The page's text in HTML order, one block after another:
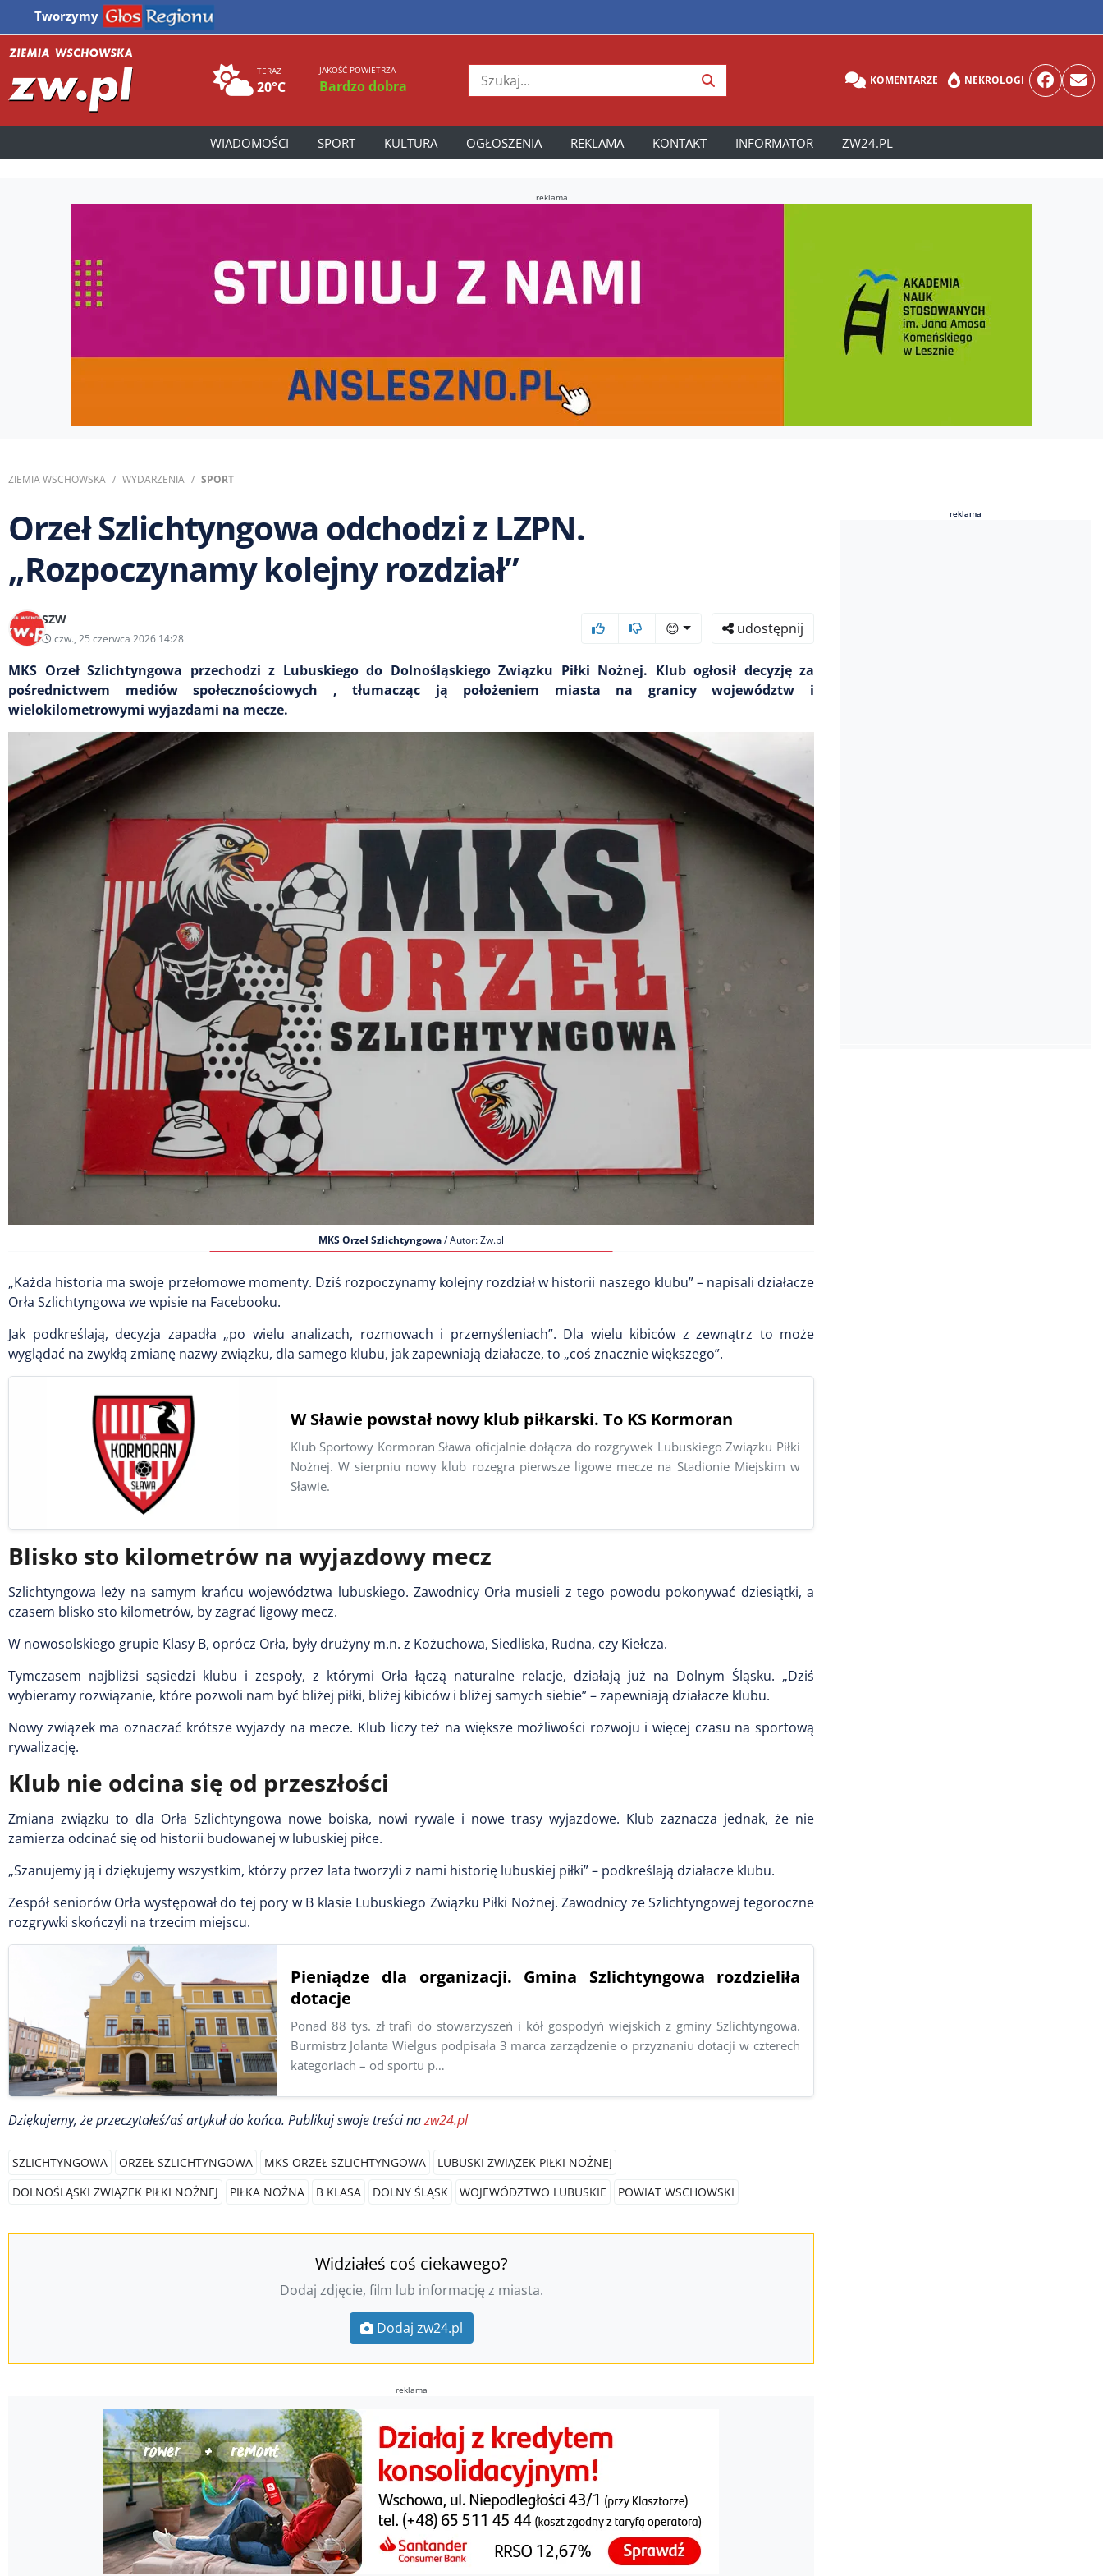
Tworzymy
TERAZ
20°C
JAKOŚĆ POWIETRZA
Bardzo dobra KOMENTARZE NEKROLOGI
WIADOMOŚCI SPORT KULTURA OGŁOSZENIA REKLAMA KONTAKT INFORMATOR ZW24.PL
reklama
ZIEMIA WSCHOWSKA WYDARZENIA SPORT
Orzeł Szlichtyngowa odchodzi z LZPN.
„Rozpoczynamy kolejny rozdział”
SZW
czw., 25 czerwca 2026 14:28
😊 udostępnij
MKS Orzeł Szlichtyngowa przechodzi z Lubuskiego do Dolnośląskiego Związku Piłki Nożnej. Klub ogłosił decyzję za
pośrednictwem mediów społecznościowych , tłumacząc ją położeniem miasta na granicy województw i
wielokilometrowymi wyjazdami na mecze.
MKS Orzeł Szlichtyngowa/ Autor: Zw.pl
„Każda historia ma swoje przełomowe momenty. Dziś rozpoczynamy kolejny rozdział w historii naszego klubu” – napisali działacze
Orła Szlichtyngowa we wpisie na Facebooku.
Jak podkreślają, decyzja zapadła „po wielu analizach, rozmowach i przemyśleniach”. Dla wielu kibiców z zewnątrz to może
wyglądać na zwykłą zmianę nazwy związku, dla samego klubu, jak zapewniają działacze, to „coś znacznie większego”.
W Sławie powstał nowy klub piłkarski. To KS Kormoran
Klub Sportowy Kormoran Sława oficjalnie dołącza do rozgrywek Lubuskiego Związku Piłki
Nożnej. W sierpniu nowy klub rozegra pierwsze ligowe mecze na Stadionie Miejskim w
Sławie.
Blisko sto kilometrów na wyjazdowy mecz
Szlichtyngowa leży na samym krańcu województwa lubuskiego. Zawodnicy Orła musieli z tego powodu pokonywać dziesiątki, a
czasem blisko sto kilometrów, by zagrać ligowy mecz.
W nowosolskiego grupie Klasy B, oprócz Orła, były drużyny m.n. z Kożuchowa, Siedliska, Rudna, czy Kiełcza.
Tymczasem najbliżsi sąsiedzi klubu i zespoły, z którymi Orła łączą naturalne relacje, działają już na Dolnym Śląsku. „Dziś
wybieramy rozwiązanie, które pozwoli nam być bliżej piłki, bliżej kibiców i bliżej samych siebie” – zapewniają działacze klubu.
Nowy związek ma oznaczać krótsze wyjazdy na mecze. Klub liczy też na większe możliwości rozwoju i więcej czasu na sportową
rywalizację.
Klub nie odcina się od przeszłości
Zmiana związku to dla Orła Szlichtyngowa nowe boiska, nowi rywale i nowe trasy wyjazdowe. Klub zaznacza jednak, że nie
zamierza odcinać się od historii budowanej w lubuskiej piłce.
„Szanujemy ją i dziękujemy wszystkim, którzy przez lata tworzyli z nami historię lubuskiej piłki” – podkreślają działacze klubu.
Zespół seniorów Orła występował do tej pory w B klasie Lubuskiego Związku Piłki Nożnej. Zawodnicy ze Szlichtyngowej tegoroczne
rozgrywki skończyli na trzecim miejscu.
Pieniądze dla organizacji. Gmina Szlichtyngowa rozdzieliła
dotacje
Ponad 88 tys. zł trafi do stowarzyszeń i kół gospodyń wiejskich z gminy Szlichtyngowa.
Burmistrz Jolanta Wielgus podpisała 3 marca zarządzenie o przyznaniu dotacji w czterech
kategoriach – od sportu p…
Dziękujemy, że przeczytałeś/aś artykuł do końca. Publikuj swoje treści nazw24.pl
SZLICHTYNGOWA ORZEŁ SZLICHTYNGOWA MKS ORZEŁ SZLICHTYNGOWA
LUBUSKI ZWIĄZEK PIŁKI NOŻNEJ
DOLNOŚLĄSKI ZWIĄZEK PIŁKI NOŻNEJ
PIŁKA NOŻNA B KLASA DOLNY ŚLĄSK WOJEWÓDZTWO LUBUSKIE POWIAT WSCHOWSKI
Widziałeś coś ciekawego?
Dodaj zdjęcie, film lub informację z miasta.
Dodaj zw24.pl
reklama
reklama
reklama